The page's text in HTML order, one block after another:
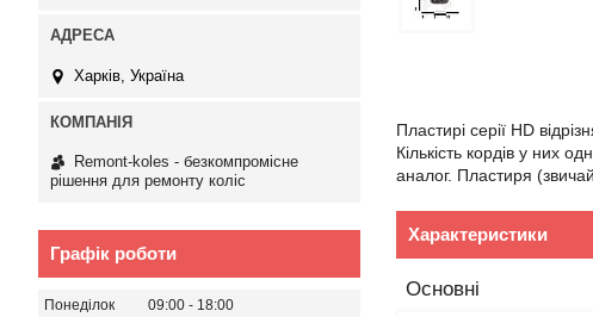
Пластирі серії HD
Кількість кордів у них
аналог. Пластиря
Характеристики
Основні
Харків, Україна
Remont-koles - безкомпромісне
рішення для ремонту коліс
Графік роботи
Понеділок 09:00
18:00